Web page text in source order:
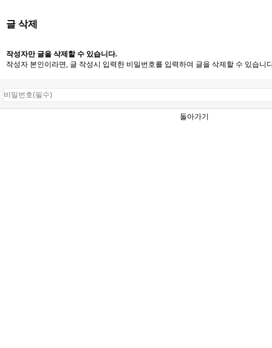
글 삭제
작성자만 글을 삭제할 수 있습니다.
작성자 본인이라면, 글 작성시 입력한 비밀번호를 입력하여 글을 삭제할 수 있습니
돌아가기